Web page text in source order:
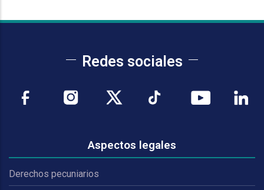
Redes sociales
Aspectos legales
Derechos pecuniarios